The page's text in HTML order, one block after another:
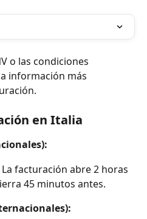
o las condiciones
información más
en Italia
facturación abre 2 horas
45 minutos antes.